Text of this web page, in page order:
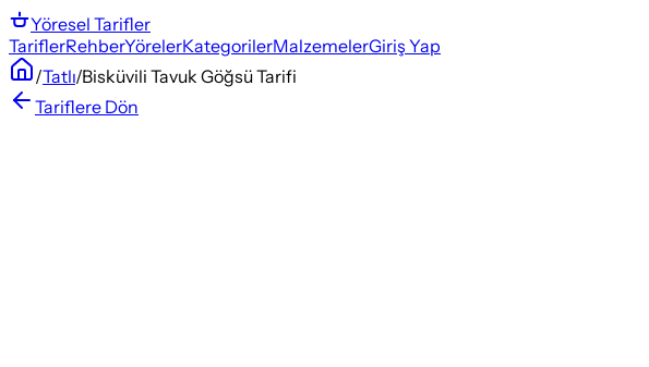
Yöresel Tarifler
TariflerRehberYörelerKategorilerMalzemelerGiriş Yap
/Tatlı/Bisküvili Tavuk Göğsü Tarifi
Tariflere Dön